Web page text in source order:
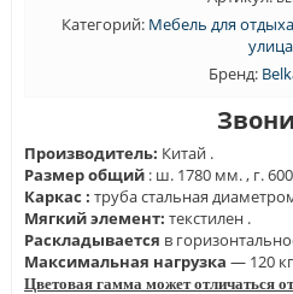
Категорий: Мебель для отдыха
улица
Бренд:
Производитель: Китай .
Размер общий: ш. 1780 мм. , г.
Каркас : труба стальная
Мягкий элемент: текстилен .
Раскладывается в
Максимальная нагрузка — 120
Цветовая гамма может отличаться